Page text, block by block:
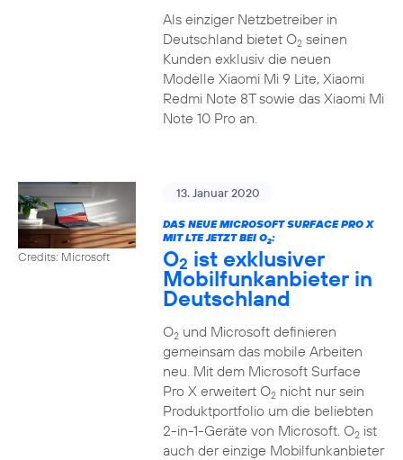
Als einziger Netzbetreiber in
Deutschland bietet O2seinen
Kunden exklusiv die neuen
Modelle Xiaomi Mi 9 Lite, Xiaomi
Redmi Note 8T sowie das Xiaomi Mi
Note 10 Pro an.
Credits: Microsoft
13. Januar 2020
DAS NEUE MICROSOFT SURFACE PRO X
MIT LTE JETZT BEI O2:
O2 ist exklusiver
Mobilfunkanbieter in
Deutschland
O2und Microsoft definieren
gemeinsam das mobile Arbeiten
neu. Mit dem Microsoft Surface
Pro X erweitert O2nicht nur sein
Produktportfolio um die beliebten
2-in-1-Geräte von Microsoft. O2ist
auch der einzige Mobilfunkanbieter